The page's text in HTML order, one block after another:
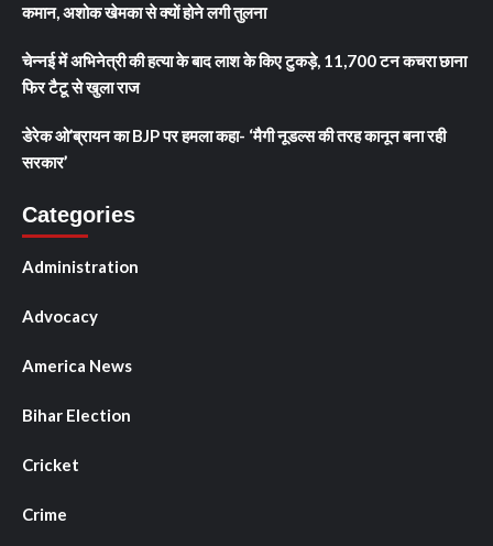
कमान, अशोक खेमका से क्यों होने लगी तुलना
चेन्नई में अभिनेत्री की हत्या के बाद लाश के किए टुकड़े, 11,700 टन कचरा छाना
फिर टैटू से खुला राज
डेरेक ओ’ब्रायन का BJP पर हमला कहा- ‘मैगी नूडल्स की तरह कानून बना रही
सरकार’
Categories
Administration
Advocacy
America News
Bihar Election
Cricket
Crime